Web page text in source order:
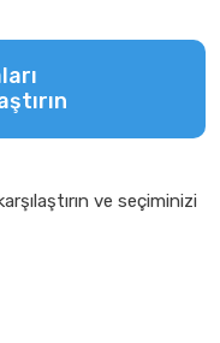
ve seçiminizi